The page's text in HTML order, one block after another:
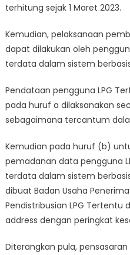
terhitung sejak 1 Maret 2023.
Kemudian, pelaksanaan
dapat dilakukan oleh
terdata dalam sistem
Pendataan pengguna LPG
pada huruf a dilaksanakan
sebagaimana tercantum
Kemudian pada huruf (b)
pemadanan data pengguna
terdata dalam sistem
dibuat Badan Usaha
Pendistribusian LPG
address dengan peringkat
Diterangkan pula,